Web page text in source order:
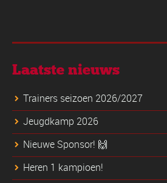
Laatste nieuws
Trainers seizoen 2026/2027
Jeugdkamp 2026
Nieuwe Sponsor! 🙌
Heren 1 kampioen!